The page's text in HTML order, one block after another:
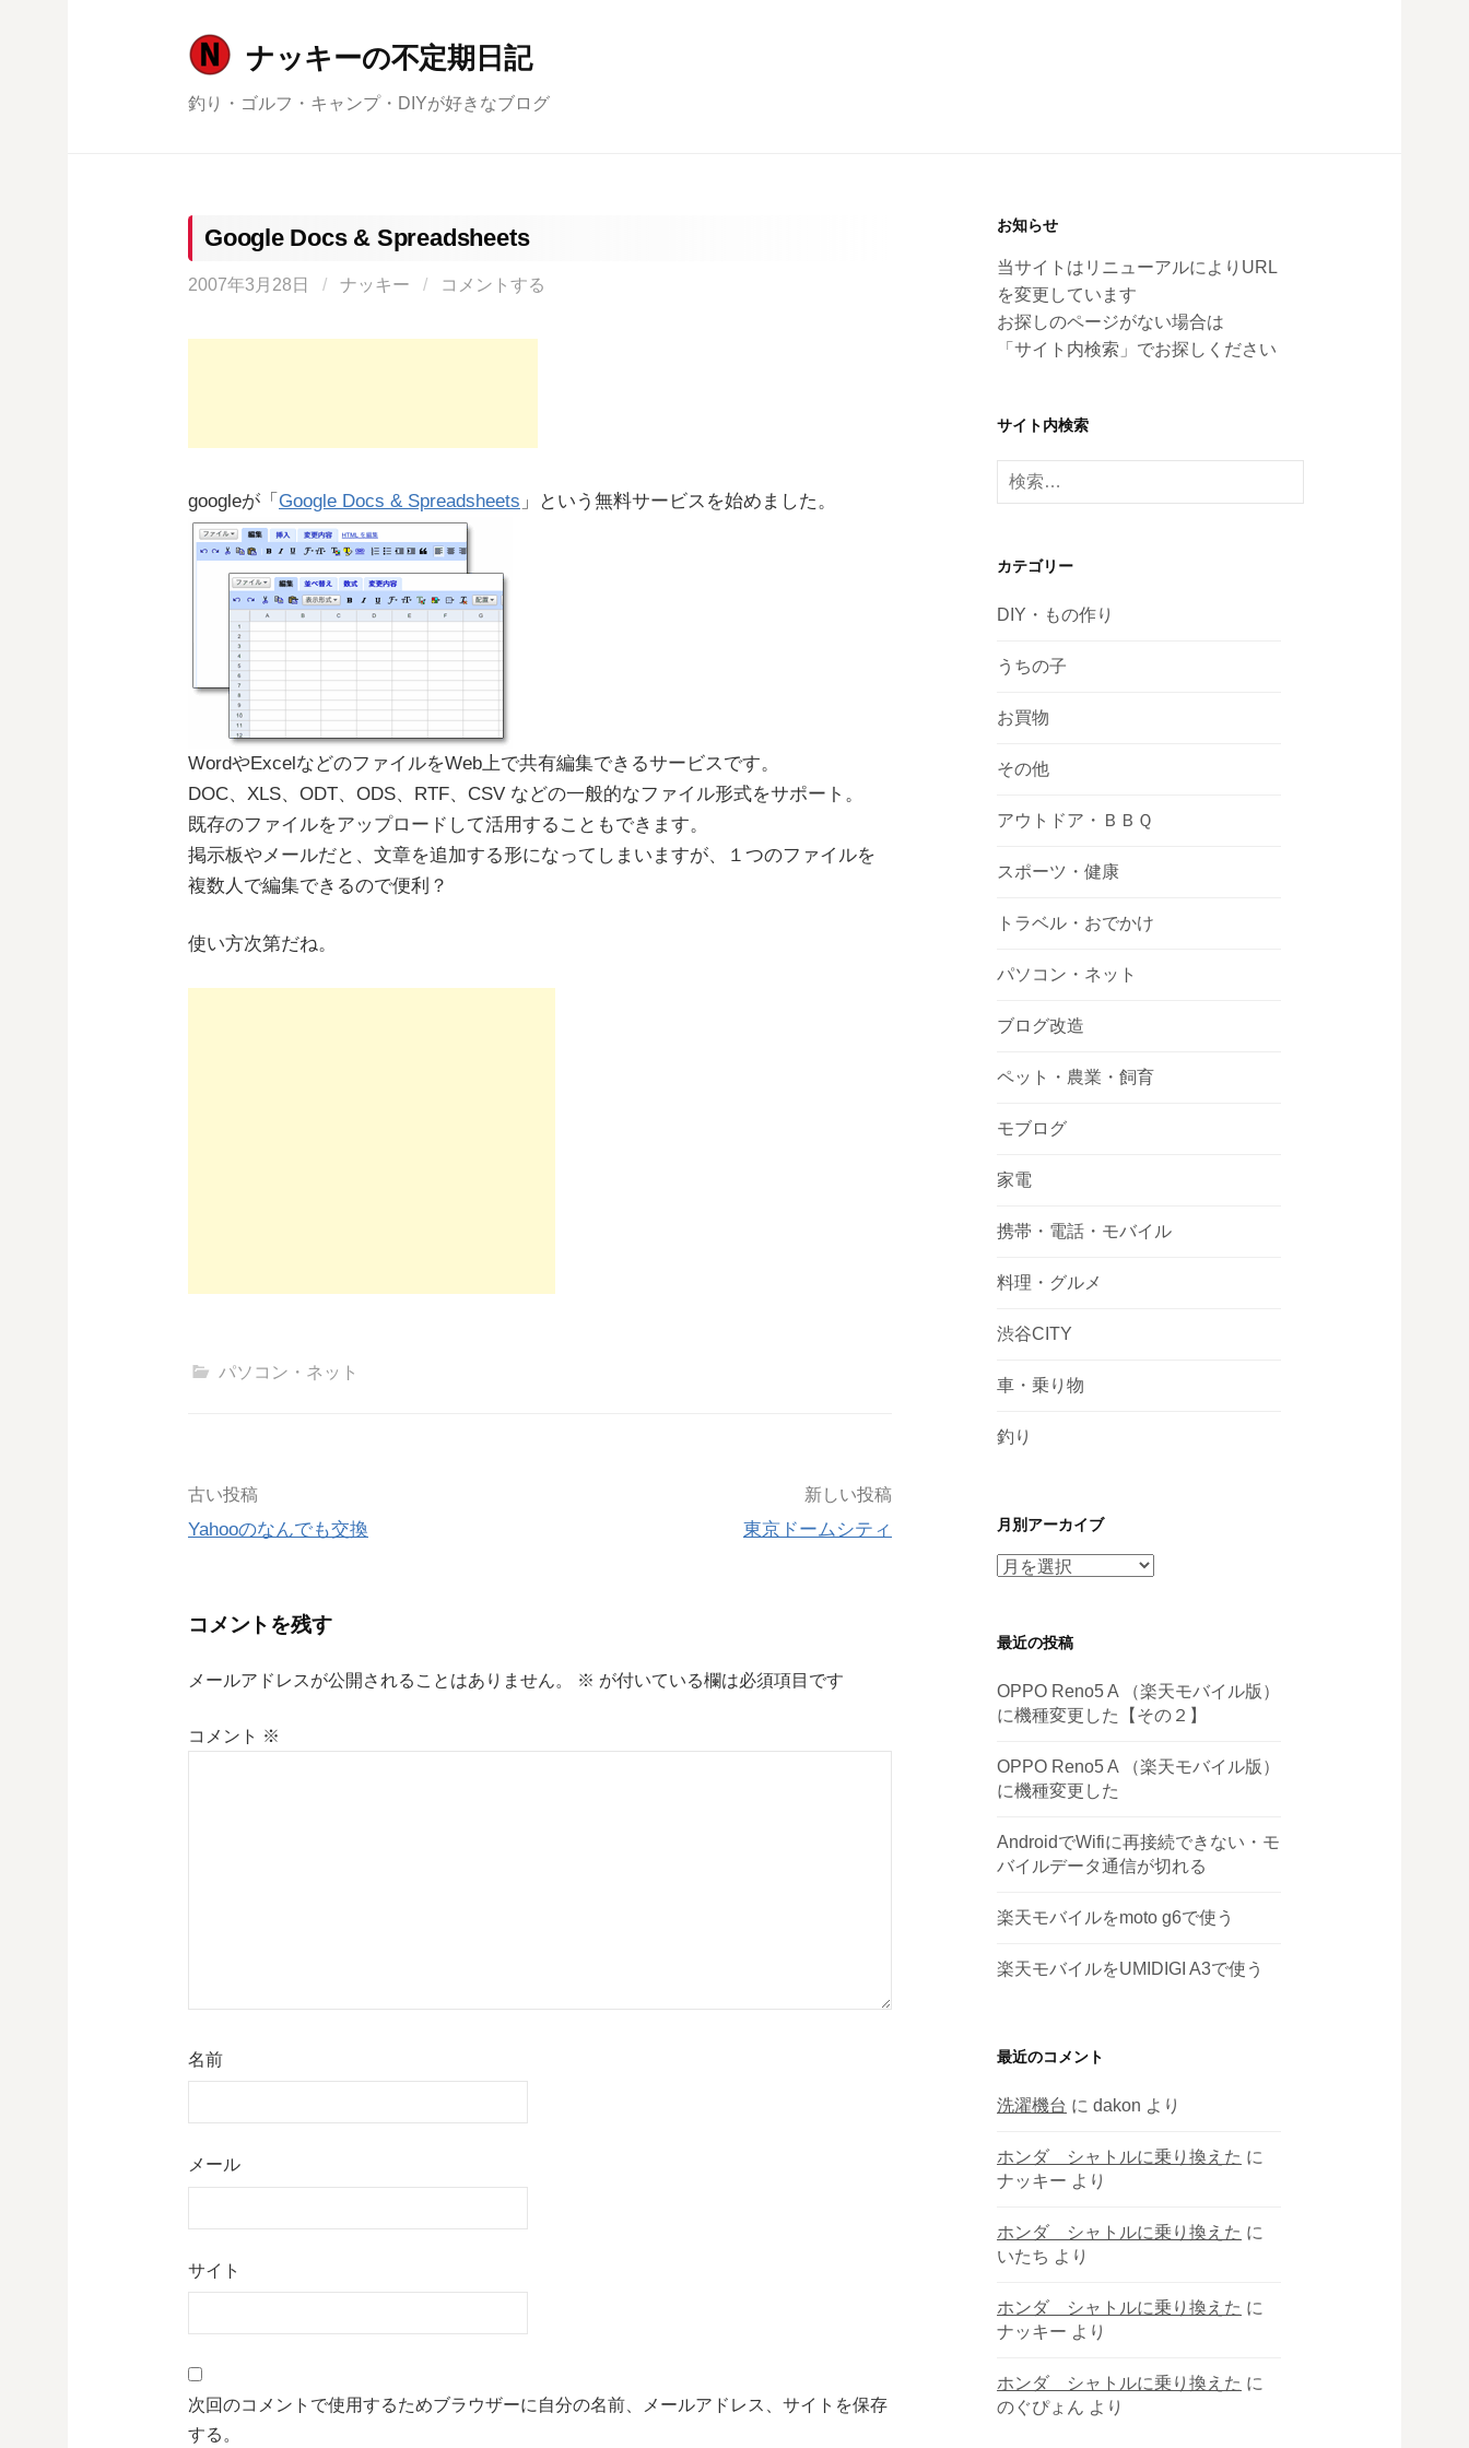
ナッキーの不定期日記
釣り・ゴルフ・キャンプ・DIYが好きなブログ
Google Docs & Spreadsheets
2007年3月28日 / ナッキー / コメントする
googleが「 Google Docs & Spreadsheets 」という無料サービスを始めました。
WordやExcelなどのファイルをWeb上で共有編集できるサービスです。
DOC、XLS、ODT、ODS、RTF、CSV などの一般的なファイル形式をサポート。
既存のファイルをアップロードして活用することもできます。
掲示板やメールだと、文章を追加する形になってしまいますが、１つのファイルを
複数人で編集できるので便利？
使い方次第だね。
パソコン・ネット
投
ナ
ー
古い投稿
Yahooのなんでも交換
新しい投稿
東京ドームシティ
コメントを残す
メールアドレスが公開されることはありません。 ※ が付いている欄は必須項目です
コメント ※
名前
メール
サイト
次回のコメントで使用するためブラウザーに自分の名前、メールアドレス、サイトを保存
する。
お知らせ
当サイトはリニューアルによりURL
を変更しています
お探しのページがない場合は
「サイト内検索」でお探しください
サイト内検索
検
索:
カテゴリー
DIY・もの作り
うちの子
お買物
その他
アウトドア・ＢＢＱ
スポーツ・健康
トラベル・おでかけ
パソコン・ネット
ブログ改造
ペット・農業・飼育
モブログ
家電
携帯・電話・モバイル
料理・グルメ
渋谷CITY
車・乗り物
釣り
月別アーカイブ
月
ー
イ
ブ
最近の投稿
OPPO Reno5 A （楽天モバイル版）
に機種変更した【その２】
OPPO Reno5 A （楽天モバイル版）
に機種変更した
AndroidでWifiに再接続できない・モ
バイルデータ通信が切れる
楽天モバイルをmoto g6で使う
楽天モバイルをUMIDIGI A3で使う
最近のコメント
洗濯機台 に dakon より
ホンダ シャトルに乗り換えた に
ナッキー より
ホンダ シャトルに乗り換えた に
いたち より
ホンダ シャトルに乗り換えた に
ナッキー より
ホンダ シャトルに乗り換えた に
のぐぴょん より